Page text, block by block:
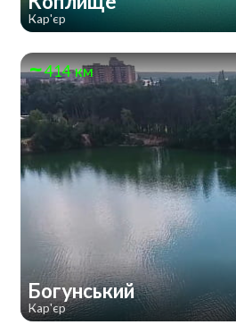
Кар'єр
414 км
Богунський
Кар'єр